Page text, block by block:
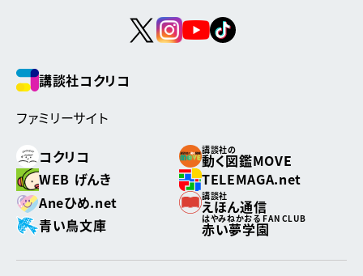
講談社コクリコ
ファミリーサイト
コクリコ
講談社の
動く図鑑MOVE
WEB げんき
TELEMAGA.net
Aneひめ.net
講談社
えほん通信
青い鳥文庫
はやみねかおる FAN CLUB
赤い夢学園